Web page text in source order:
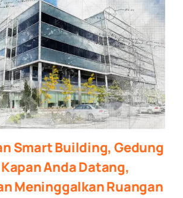
Smart Building, Gedung
Anda Datang,
Meninggalkan Ruangan